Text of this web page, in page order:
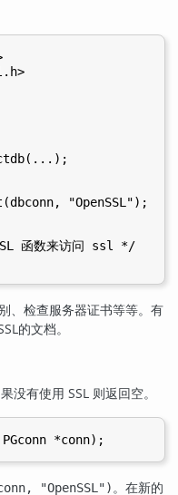
"OpenSSL");
函数来访问 ssl */
、检查服务器证书等等。有
的文档。
没有使用 SSL 则返回空。
"OpenSSL")。在新的